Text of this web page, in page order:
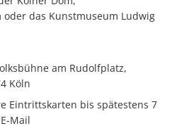
oder das Kunstmuseum Ludwig
am Rudolfplatz,
Köln
Eintrittskarten bis spätestens 7
Mail